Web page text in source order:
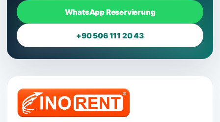
WhatsApp Reservierung
+90 506 111 20 43